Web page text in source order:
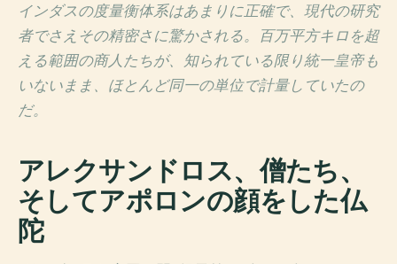
インダスの度量衡体系はあまりに正確で、現代の研究
者でさえその精密さに驚かされる。百万平方キロを超
える範囲の商人たちが、知られている限り統一皇帝も
いないまま、ほとんど同一の単位で計量していたの
だ。
アレクサンドロス、僧たち、
そしてアポロンの顔をした仏
陀